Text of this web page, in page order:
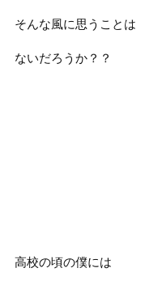
そんな風に思うことは
ないだろうか？？
高校の頃の僕には